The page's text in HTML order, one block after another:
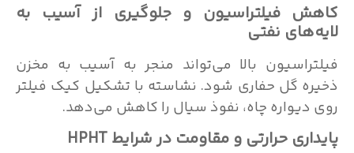
فیلتراسیون و جلوگیری از آسیب به
نفتی
بالا می‌تواند منجر به آسیب به مخزن
گل حفاری شود. نشاسته با تشکیل کیک فیلتر
چاه، نفوذ سیال را کاهش می‌دهد.
حرارتی و مقاومت در شرایطHPHT